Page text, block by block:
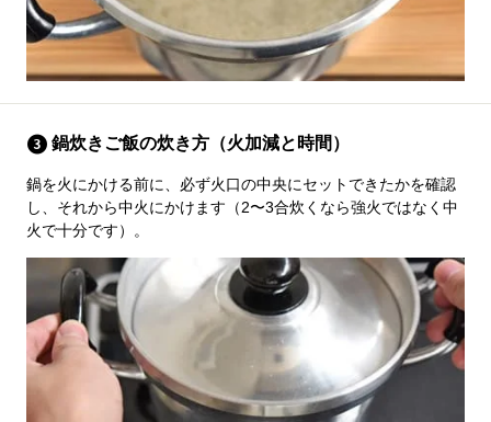
鍋炊きご飯の炊き方（火加減と時間）
鍋を火にかける前に、必ず火口の中央にセットできたかを確認
し、それから中火にかけます（2〜3合炊くなら強火ではなく中
火で十分です）。